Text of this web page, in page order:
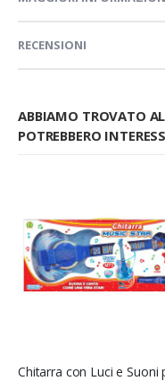
RECENSIONI
ABBIAMO TROVATO
POTREBBERO